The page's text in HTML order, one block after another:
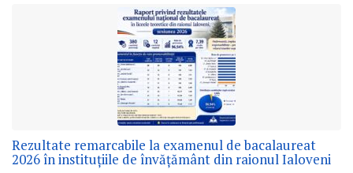
Rezultate remarcabile la examenul de bacalaureat
2026 în instituțiile de învățământ din raionul Ialoveni